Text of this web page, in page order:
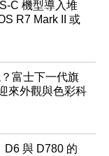
C 機型導入堆
R7 Mark II 或
富士下一代旗
來外觀與色彩科
D6 與 D780 的